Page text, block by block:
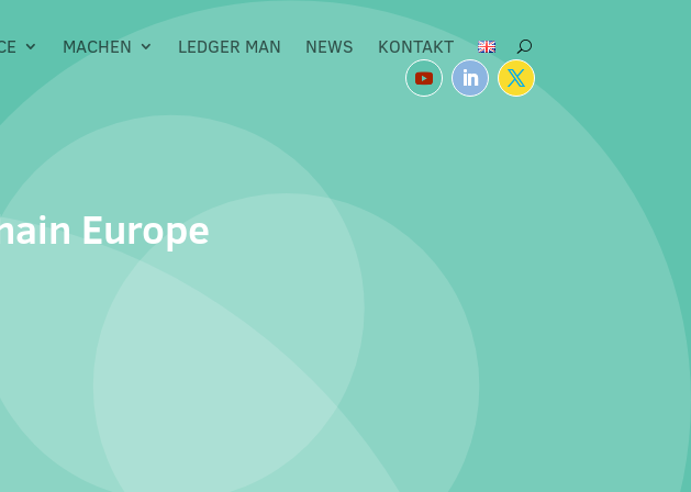
MACHEN LEDGER MAN NEWS KONTAKT
Europe